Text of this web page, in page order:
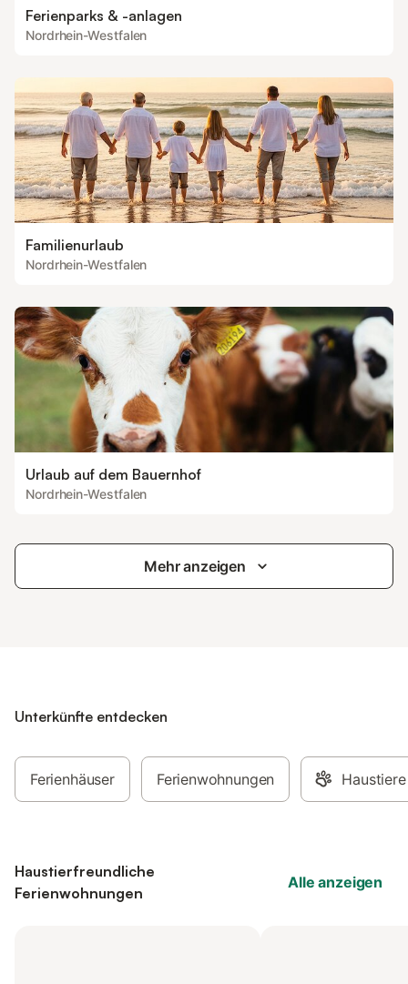
Ferienparks & -anlagen
Nordrhein-Westfalen
Familienurlaub
Nordrhein-Westfalen
Urlaub auf dem Bauernhof
Nordrhein-Westfalen
Mehr anzeigen
Unterkünfte entdecken
Ferienhäuser Ferienwohnungen
Haustierfreundliche
Ferienwohnungen
Alle anzeigen